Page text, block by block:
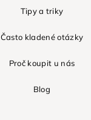
Tipy a triky
Často kladené otázky
Proč koupit u nás
Blog